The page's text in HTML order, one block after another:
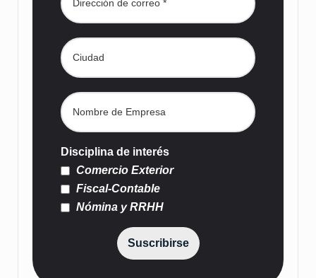
Disciplina de interés
Comercio Exterior
Fiscal-Contable
Nómina y RRHH
Suscribirse